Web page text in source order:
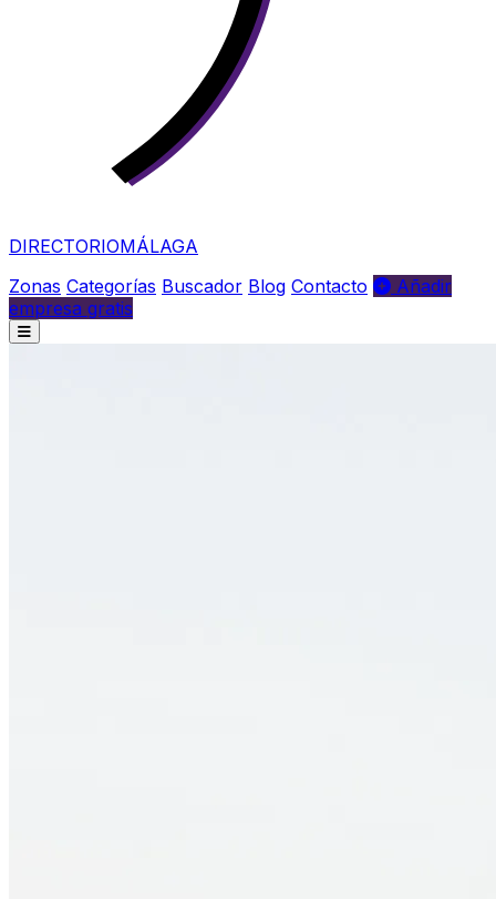
DIRECTORIOMÁLAGA
Zonas Categorías Buscador Blog Contacto
Añadir
empresa gratis